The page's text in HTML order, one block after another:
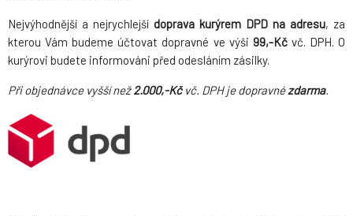
Nejvýhodnější a nejrychlejší doprava kurýrem DPD na adresu, za
kterou Vám budeme účtovat dopravné ve výši 99,-Kč vč. DPH. O
kurýrovi budete informováni před odesláním zásilky.
Při objednávce vyšší než2.000,-Kčvč. DPH je dopravnézdarma.